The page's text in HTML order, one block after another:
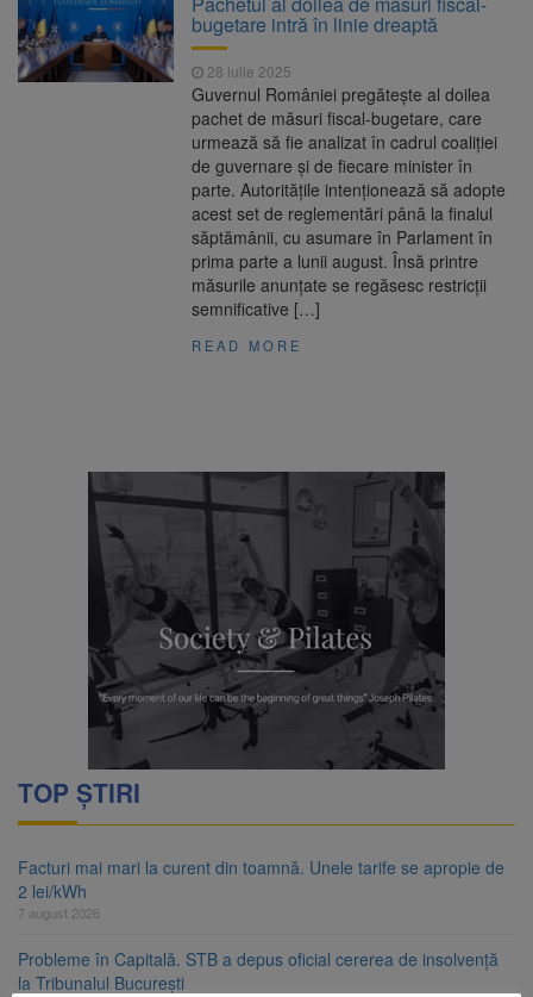
7,50%
7 august 2026
1 octombrie, dată importantă
pentru șoferi și transportatori. Intră în aplicare
noul sistem de taxare rutieră
7 august, Ziua Internațională
a Berii. Sărbătoarea este marcată în peste
200 de orașe din lume
Facturi mai mari la curent din
toamnă. Unele tarife se apropie de 2 lei/kWh
bugetare intră în linie dreaptă
28 iulie 2025
Guvernul României pregătește al doilea
pachet de măsuri fiscal-bugetare, care
urmează să fie analizat în cadrul coaliției
de guvernare și de fiecare minister în
parte. Autoritățile intenționează să adopte
acest set de reglementări până la finalul
săptămânii, cu asumare în Parlament în
prima parte a lunii august. Însă printre
măsurile anunțate se regăsesc restricții
semnificative […]
READ MORE
TOP ȘTIRI
Facturi mai mari la curent din toamnă. Unele tarife se apropie de
2 lei/kWh
7 august 2026
Probleme în Capitală. STB a depus oficial cererea de insolvență
la Tribunalul București